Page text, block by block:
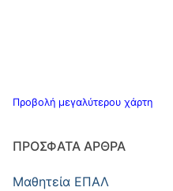
Προβολή μεγαλύτερου χάρτη
ΠΡΌΣΦΑΤΑ ΆΡΘΡΑ
Μαθητεία ΕΠΑΛ